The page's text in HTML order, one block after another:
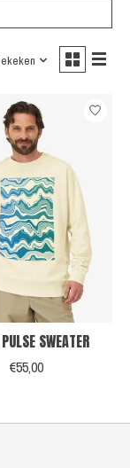
SWEATER
€55,00